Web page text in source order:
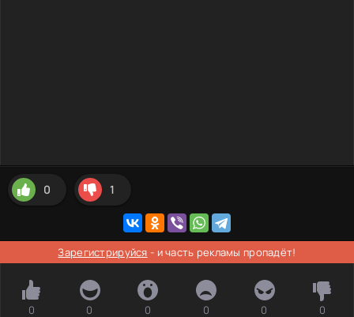
0 1
Зарегистрируйся - и часть рекламы пропадёт!
0 0 0 0 0 0